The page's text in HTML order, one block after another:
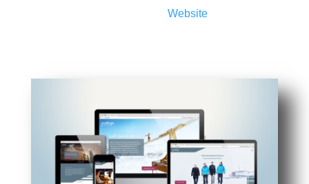
Websiteauf unserem